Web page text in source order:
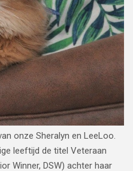
onze Sheralyn en LeeLoo.
leeftijd de titel Veteraan
Winner, DSW) achter haar